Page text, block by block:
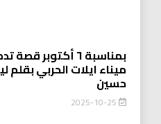
بمناسبة ٦ أكتوبر قصة
ميناء ايلات الحربي بقلم
حسين
2025-10-25